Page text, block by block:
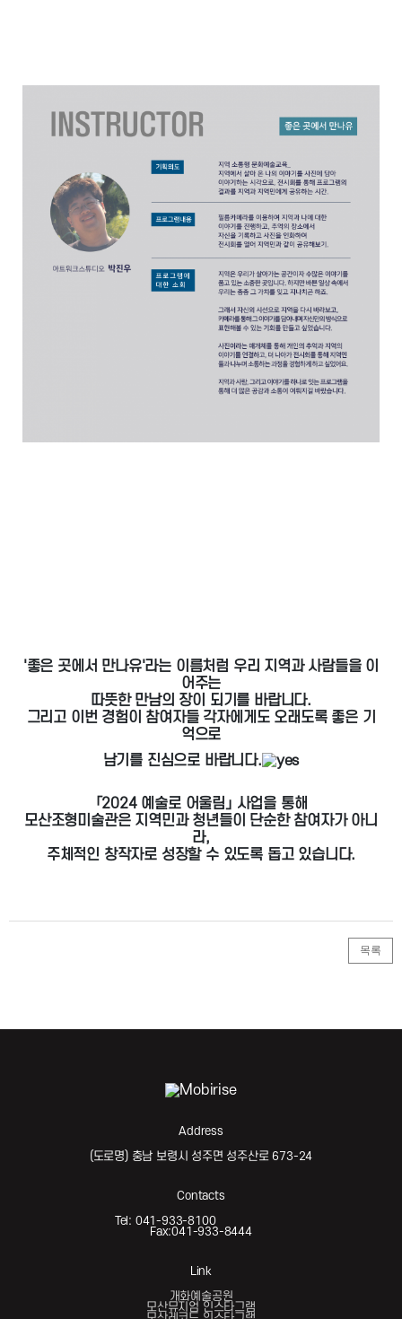
'좋은 곳에서 만나유'라는 이름처럼 우리 지역과 사람들을 이
어주는
따뜻한 만남의 장이 되기를 바랍니다.
그리고 이번 경험이 참여자들 각자에게도 오래도록 좋은 기
억으로
남기를 진심으로 바랍니다.
「2024 예술로 어울림」 사업을 통해
모산조형미술관은 지역민과 청년들이 단순한 참여자가 아니
라,
주체적인 창작자로 성장할 수 있도록 돕고 있습니다.
목록
Address
(도로명) 충남 보령시 성주면 성주산로 673-24
Contacts
Tel: 041-933-8100
Fax:041-933-8444
Link
개화예술공원
모산뮤지엄 인스타그램